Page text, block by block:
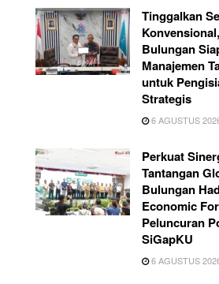
Tinggalkan
Bulungan
Manajemen
untuk
Strategis
6 AGUSTUS
Perkuat
Tantangan
Bulungan
Economic
Peluncuran
SiGapKU
6 AGUSTUS